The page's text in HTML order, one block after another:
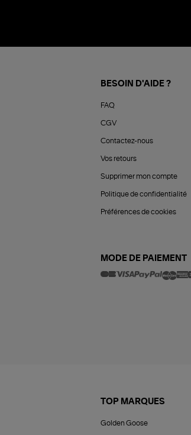
BESOIN D'AIDE ?
FAQ
CGV
Contactez-nous
Vos retours
Supprimer mon compte
Politique de confidentialité
Préférences de cookies
MODE DE PAIEMENT
TOP MARQUES
Golden Goose